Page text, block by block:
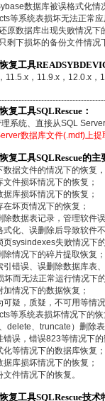
数据库被误格式化情
等系统表损坏无法正常应
原数据库出现失败情况下
剩下损坏的备份文件情况
复工具
11.5.x，11.9.x，12.0.x
复工具SQLRescue：
系统、直接从SQL
数据库文件(.mdf)上提
复工具SQLRescue的主
数据文件的情况下的恢复
件损坏情况下的恢复；
库损坏情况下的恢复；
坏页情况下的恢复；
数据表记录，管理软件
化、误删除后导致软件
页sysindexes失败情况下
情况下的碎片提取恢复；
引错误、误删除数据库表
坏而无法正常运行情况下
情况下的数据恢复；
疑，质疑，不可用等情况
等系统表损坏情况下的恢
delete、truncate）删除
错误，错误823等情况下
等情况下的数据库恢复；
据库损坏情况下的恢复；
件情况下的恢复。
复工具SQLRescue技术